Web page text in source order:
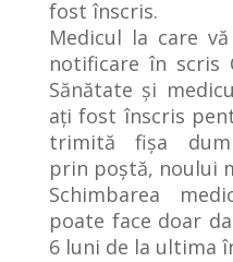
fost înscris.
Medicul la care
notificare în scris
Sănătate și
ați fost înscris
trimită fișa
prin poștă, noului
Schimbarea
poate face doar
6 luni de la ultima